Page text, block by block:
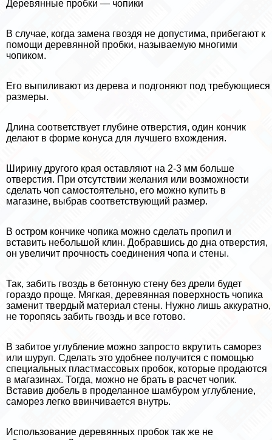
Деревянные пробки — чопики
В случае, когда замена гвоздя не допустима, прибегают к
помощи деревянной пробки, называемую многими
чопиком.
Его выпиливают из дерева и подгоняют под требующиеся
размеры.
Длина соответствует глубине отверстия, один кончик
делают в форме конуса для лучшего вхождения.
Ширину другого края оставляют на 2-3 мм больше
отверстия. При отсутствии желания или возможности
сделать чоп самостоятельно, его можно купить в
магазине, выбрав соответствующий размер.
В остром кончике чопика можно сделать пропил и
вставить небольшой клин. Добравшись до дна отверстия,
он увеличит прочность соединения чопа и стены.
Так, забить гвоздь в бетонную стену без дрели будет
гораздо проще. Мягкая, деревянная поверхность чопика
заменит твердый материал стены. Нужно лишь аккуратно,
не торопясь забить гвоздь и все готово.
В забитое углубление можно запросто вкрутить саморез
или шуруп. Сделать это удобнее получится с помощью
специальных пластмассовых пробок, которые продаются
в магазинах. Тогда, можно не брать в расчет чопик.
Вставив дюбель в проделанное шамбуром углубление,
саморез легко ввинчивается внутрь.
Использование деревянных пробок так же не